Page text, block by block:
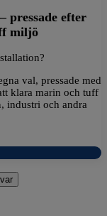
pressade efter
miljö
val, pressade med
klara marin och tuff
industri och andra